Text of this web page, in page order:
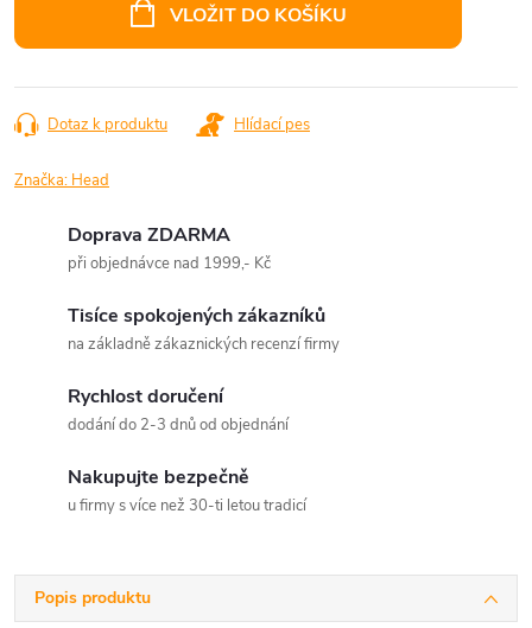
VLOŽIT DO KOŠÍKU
Dotaz k produktu Hlídací pes
Značka: Head
Doprava ZDARMA
při objednávce nad 1999,- Kč
Tisíce spokojených zákazníků
na základně zákaznických recenzí firmy
Rychlost doručení
dodání do 2-3 dnů od objednání
Nakupujte bezpečně
u firmy s více než 30-ti letou tradicí
Popis produktu